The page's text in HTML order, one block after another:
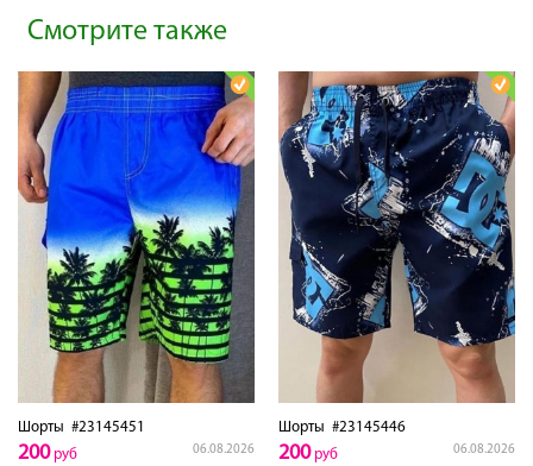
Смотрите также
Шорты #23145451
06.08.2026
200руб
Шорты #23145446
06.08.2026
200руб